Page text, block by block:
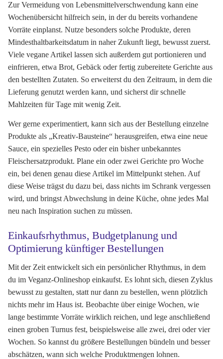
Zur Vermeidung von Lebensmittelverschwendung kann eine
Wochenübersicht hilfreich sein, in der du bereits vorhandene
Vorräte einplanst. Nutze besonders solche Produkte, deren
Mindesthaltbarkeitsdatum in naher Zukunft liegt, bewusst zuerst.
Viele vegane Artikel lassen sich außerdem gut portionieren und
einfrieren, etwa Brot, Gebäck oder fertig zubereitete Gerichte aus
den bestellten Zutaten. So erweiterst du den Zeitraum, in dem die
Lieferung genutzt werden kann, und sicherst dir schnelle
Mahlzeiten für Tage mit wenig Zeit.
Wer gerne experimentiert, kann sich aus der Bestellung einzelne
Produkte als „Kreativ-Bausteine“ herausgreifen, etwa eine neue
Sauce, ein spezielles Pesto oder ein bisher unbekanntes
Fleischersatzprodukt. Plane ein oder zwei Gerichte pro Woche
ein, bei denen genau diese Artikel im Mittelpunkt stehen. Auf
diese Weise trägst du dazu bei, dass nichts im Schrank vergessen
wird, und bringst Abwechslung in deine Küche, ohne jedes Mal
neu nach Inspiration suchen zu müssen.
Einkaufsrhythmus, Budgetplanung und
Optimierung künftiger Bestellungen
Mit der Zeit entwickelt sich ein persönlicher Rhythmus, in dem
du im Veganz-Onlineshop einkaufst. Es lohnt sich, diesen Zyklus
bewusst zu gestalten, statt nur dann zu bestellen, wenn plötzlich
nichts mehr im Haus ist. Beobachte über einige Wochen, wie
lange bestimmte Vorräte wirklich reichen, und lege anschließend
einen groben Turnus fest, beispielsweise alle zwei, drei oder vier
Wochen. So kannst du größere Bestellungen bündeln und besser
abschätzen, wann sich welche Produktmengen lohnen.